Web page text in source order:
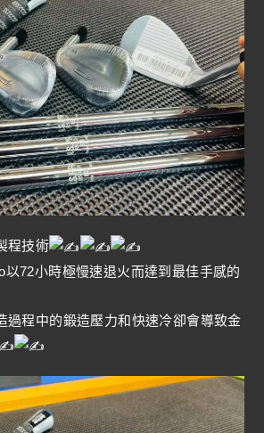
程技術
以72小時極慢速退火而達到最佳手感的
過程中的鍛造壓力和快速冷卻會導致金